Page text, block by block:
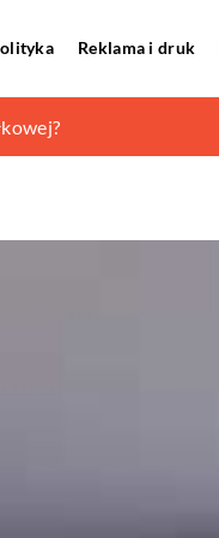
Reklama i druk
motocykla?